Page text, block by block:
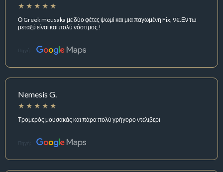
Ο Greek mousaka με δύο φέτες ψωμί και μια παγωμένη Fix, 9€.Εν τω
μεταξύ είναι και πολύ νόστιμος !
Πηγή:
Nemesis G.
Τρομερός μουσακάς και πάρα πολύ γρήγορο ντελιβερι
Πηγή: